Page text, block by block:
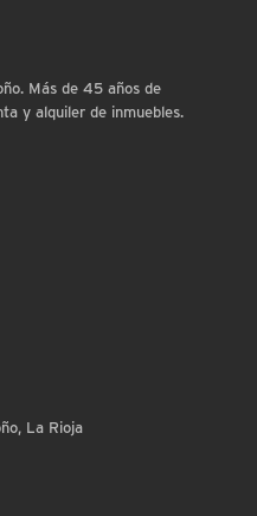
Más de 45 años de
y alquiler de inmuebles.
La Rioja